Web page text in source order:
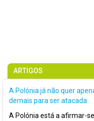
ARTIGOS
A Polónia já não quer
demais para ser atacada
A Polónia está a afirmar-